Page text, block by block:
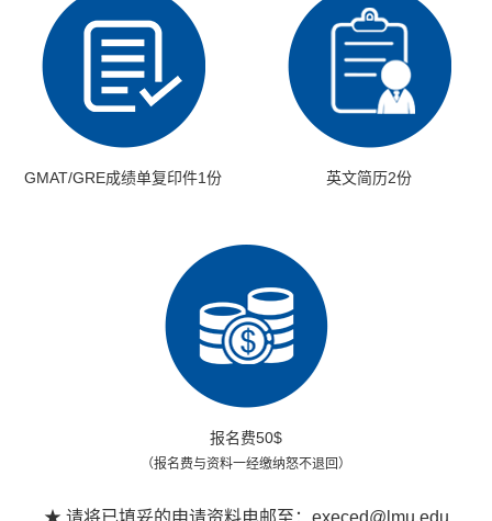
GMAT/GRE成绩单复印件1份 英文简历2份
报名费50$
（报名费与资料一经缴纳怒不退回）